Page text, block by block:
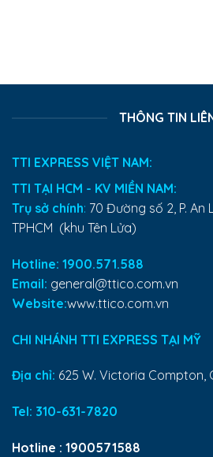
THÔNG TIN
TTI EXPRESS VIỆT NAM:
TTI TẠI HCM - KV MIỀN NAM:
Trụ sở chính: 70 Đường số 2, P. An
TPHCM (khu Tên Lửa)
Hotline: 1900.571.588
Email: general@ttico.com.vn
Website:www.ttico.com.vn
CHI NHÁNH TTI EXPRESS TẠI MỸ
Địa chỉ: 625 W. Victoria Compton,
Tel: 310-631-7820
Hotline : 1900571588